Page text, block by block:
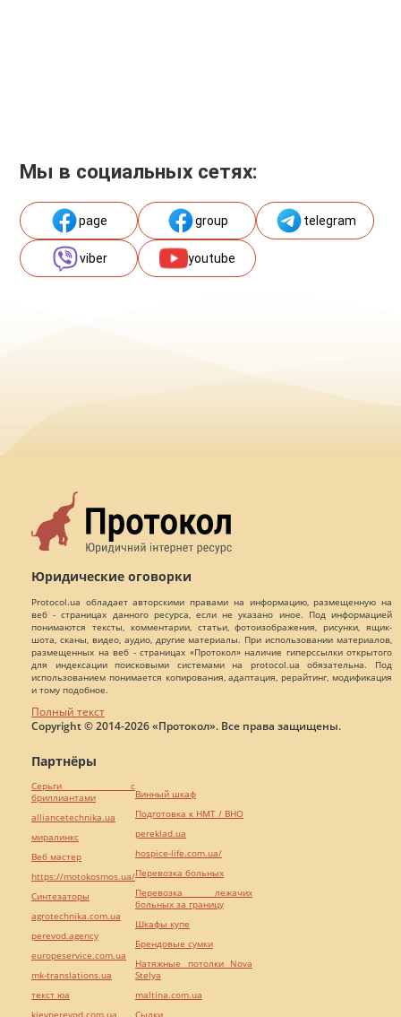
Мы в социальных сетях:
page group telegram
viber youtube
Юридические оговорки
Protocol.ua обладает авторскими правами на информацию, размещенную на
веб - страницах данного ресурса, если не указано иное. Под информацией
понимаются тексты, комментарии, статьи, фотоизображения, рисунки, ящик-
шота, сканы, видео, аудио, другие материалы. При использовании материалов,
размещенных на веб - страницах «Протокол» наличие гиперссылки открытого
для индексации поисковыми системами на protocol.ua обязательна. Под
использованием понимается копирования, адаптация, рерайтинг, модификация
и тому подобное.
Полный текст
Copyright © 2014-2026 «Протокол». Все права защищены.
Партнёры
Серьги с
бриллиантами
alliancetechnika.ua
миралинкс
Веб мастер
https://motokosmos.ua/
Синтезаторы
agrotechnika.com.ua
perevod.agency
europeservice.com.ua
mk-translations.ua
текст юа
kievperevod.com.ua
Винный шкаф
Подготовка к НМТ / ВНО
pereklad.ua
hospice-life.com.ua/
Перевозка больных
Перевозка лежачих
больных за границу
Шкафы купе
Брендовые сумки
Натяжные потолки Nova
Stelya
maltina.com.ua
Cылки